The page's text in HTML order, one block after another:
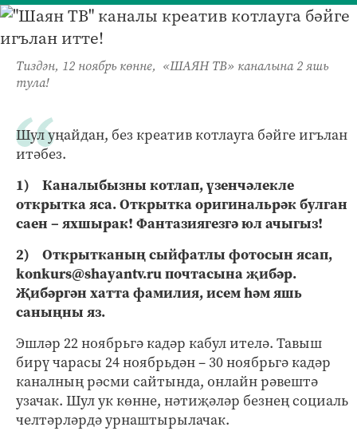
Тиздән, 12 ноябрь көнне, «ШАЯН ТВ» каналына 2 яшь
тула!
Шул уңайдан, без креатив котлауга бәйге игълан
итәбез.
1) Каналыбызны котлап, үзенчәлекле
открытка яса. Открытка оригинальрәк булган
саен – яхшырак! Фантазиягезгә юл ачыгыз!
2) Открытканың сыйфатлы фотосын ясап,
konkurs@shayantv.ru почтасына җибәр.
Җибәргән хатта фамилия, исем һәм яшь
саныңны яз.
Эшләр 22 ноябрьгә кадәр кабул ителә. Тавыш
бирү чарасы 24 ноябрьдән – 30 ноябрьгә кадәр
каналның рәсми сайтында, онлайн рәвештә
узачак. Шул ук көнне, нәтиҗәләр безнең социаль
челтәрләрдә урнаштырылачак.